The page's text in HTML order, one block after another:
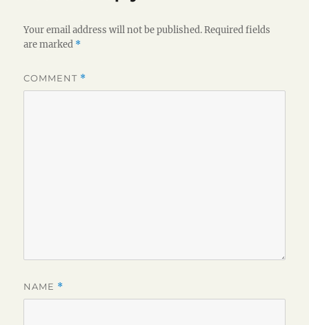
Your email address will not be published. Required fields
are marked *
COMMENT *
NAME *